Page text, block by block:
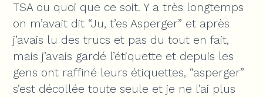
TSA ou quoi que ce soit. Y a très longtemps
on m’avait dit “Ju, t’es Asperger” et après
j’avais lu des trucs et pas du tout en fait,
mais j’avais gardé l’étiquette et depuis les
gens ont raffiné leurs étiquettes, “asperger”
s’est décollée toute seule et je ne l’ai plus